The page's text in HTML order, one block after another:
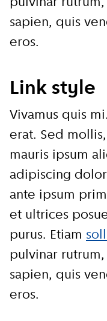
Hoe vaak
Bij elk
Ik ga
privacy
sapien, quis
eros.
Link style
Vivamus quis
erat. Sed
mauris ipsum
adipiscing
ante ipsum
et ultrices
purus. Etiam
pulvinar
sapien, quis
eros.